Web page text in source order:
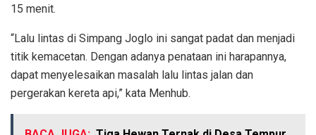
15 menit.
“Lalu lintas di Simpang Joglo ini sangat padat dan menjadi
titik kemacetan. Dengan adanya penataan ini harapannya,
dapat menyelesaikan masalah lalu lintas jalan dan
pergerakan kereta api,” kata Menhub.